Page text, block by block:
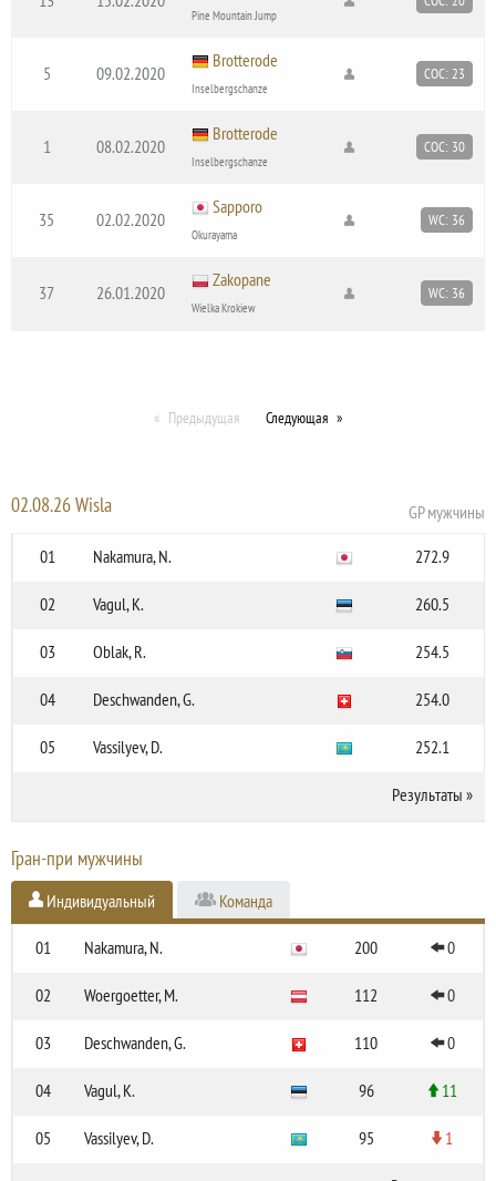
Pine Mountain Jump
5 09.02.2020
Brotterode
Inselbergschanze
COC: 23
1 08.02.2020
Brotterode
Inselbergschanze
COC: 30
35 02.02.2020
Sapporo
Okurayama
WC: 36
37 26.01.2020
Zakopane
Wielka Krokiew
WC: 36
Предыдущая Следующая
02.08.26 Wisla
GP мужчины
01
Nakamura, N. 272.9
02 Vagul, K. 260.5
03 Oblak, R. 254.5
04 Deschwanden, G. 254.0
05 Vassilyev, D. 252.1
Результаты »
Гран-при мужчины
Индивидуальный Команда
01 Nakamura, N. 200 0
02 Woergoetter, M. 112 0
03 Deschwanden, G. 110 0
04 Vagul, K. 96 11
05 Vassilyev, D. 95 1